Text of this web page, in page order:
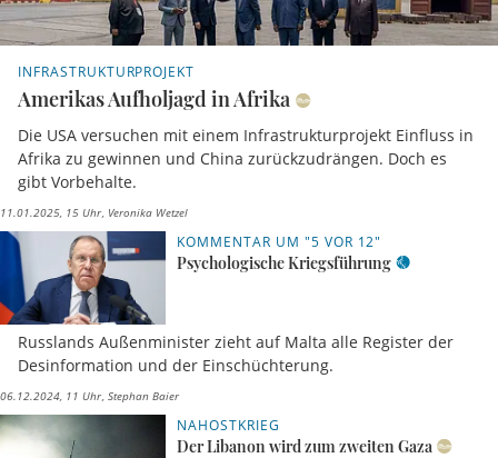
INFRASTRUKTURPROJEKT
Amerikas Aufholjagd in Afrika
Die USA versuchen mit einem Infrastrukturprojekt Einfluss in
Afrika zu gewinnen und China zurückzudrängen. Doch es
gibt Vorbehalte.
11.01.2025, 15 Uhr Veronika Wetzel
KOMMENTAR UM "5 VOR 12"
Psychologische Kriegsführung
Russlands Außenminister zieht auf Malta alle Register der
Desinformation und der Einschüchterung.
06.12.2024, 11 Uhr Stephan Baier
NAHOSTKRIEG
Der Libanon wird zum zweiten Gaza